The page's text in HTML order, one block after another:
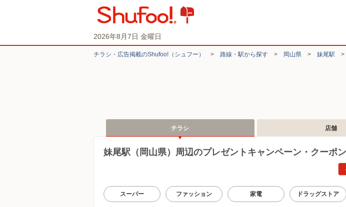
2026年8月7日 金曜日
チラシ・​広告掲載の​Shufoo!​（シュフー） > 路線・駅から探す > 岡山県 > 妹尾駅
チラシ 店舗
妹尾駅（岡山県）周辺のプレゼントキャンペーン・クーポ
スーパー ファッション 家電 ドラッグストア